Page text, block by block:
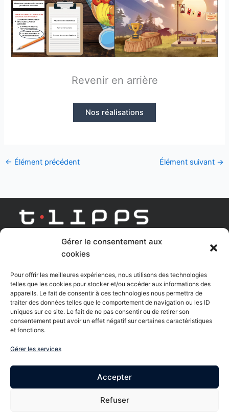
Gérer le consentement aux
cookies
Pour offrir les meilleures expériences, nous utilisons des technologies
telles que les cookies pour stocker et/ou accéder aux informations des
appareils. Le fait de consentir à ces technologies nous permettra de
traiter des données telles que le comportement de navigation ou les ID
uniques sur ce site. Le fait de ne pas consentir ou de retirer son
consentement peut avoir un effet négatif sur certaines caractéristiques
et fonctions.
Gérer les services
Accepter
Refuser
Revenir en arrière
Nos réalisations
← Élément précédent Élément suivant →
AGENCE DIGITAL LEARNING
LinkedinYoutube
Nous contacter
8 Bis rue Gabriel Voisin - 51100 Reims
06 85 48 60 15